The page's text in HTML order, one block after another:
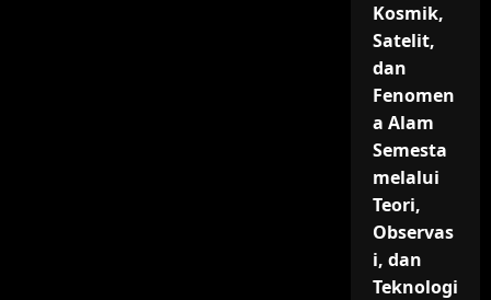
Kosmik,
Satelit,
dan
Fenomen
a Alam
Semesta
melalui
Teori,
Observas
i, dan
Teknologi